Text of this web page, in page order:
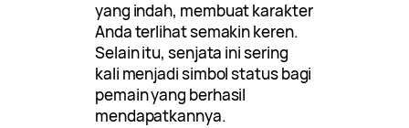
yang indah, membuat karakter
Anda terlihat semakin keren.
Selain itu, senjata ini sering
kali menjadi simbol status bagi
pemain yang berhasil
mendapatkannya.